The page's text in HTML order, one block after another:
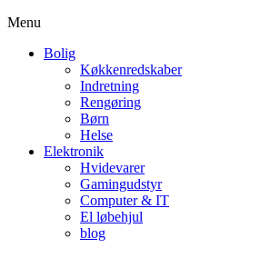
Menu
Bolig
Køkkenredskaber
Indretning
Rengøring
Børn
Helse
Elektronik
Hvidevarer
Gamingudstyr
Computer & IT
El løbehjul
blog